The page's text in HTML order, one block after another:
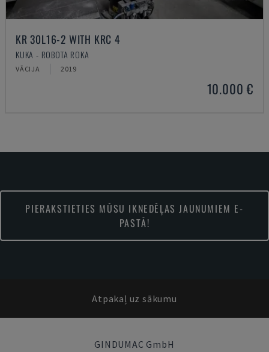
KR 30L16-2 WITH KRC 4
KUKA - ROBOTA ROKA
VĀCIJA 2019
10.000 €
PIERAKSTIETIES MŪSU IKNEDĒĻAS JAUNUMIEM E-
PASTĀ!
Atpakaļ uz sākumu
GINDUMAC GmbH